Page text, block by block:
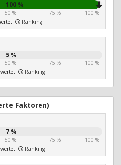
100 %
50 % 75 %
100 %
Ranking
5 %
50 % 75 %
100 %
Ranking
Faktoren)
7 %
50 % 75 %
100 %
Ranking